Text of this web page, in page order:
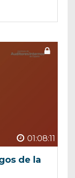
01:08:11
de la